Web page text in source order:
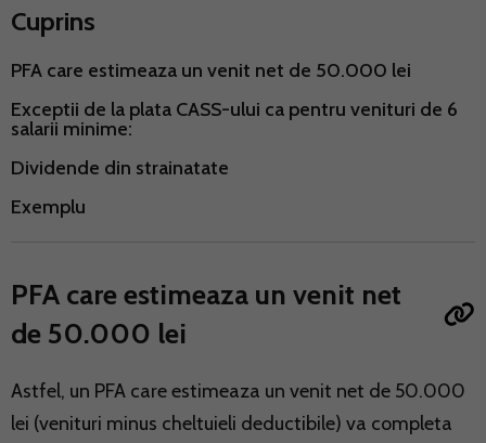
Cuprins
PFA care estimeaza un venit net de 50.000 lei
Exceptii de la plata CASS-ului ca pentru venituri de 6
salarii minime:
Dividende din strainatate
Exemplu
PFA care estimeaza un venit net
de 50.000 lei
Astfel, un PFA care estimeaza un venit net de 50.000
lei (venituri minus cheltuieli deductibile) va completa